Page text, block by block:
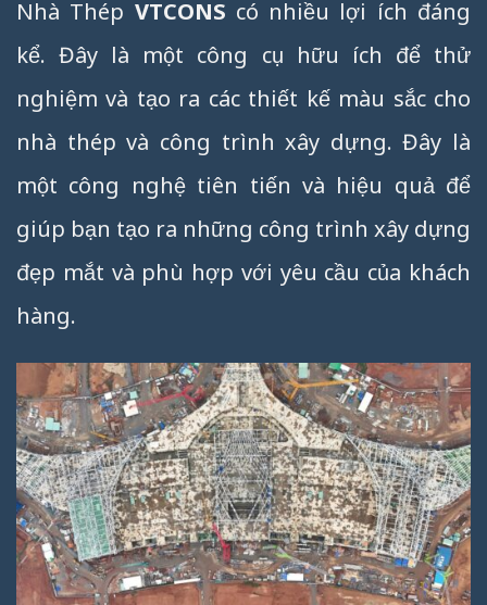
Nhà Thép VTCONS có nhiều lợi ích đáng
kể. Đây là một công cụ hữu ích để thử
nghiệm và tạo ra các thiết kế màu sắc cho
nhà thép và công trình xây dựng. Đây là
một công nghệ tiên tiến và hiệu quả để
giúp bạn tạo ra những công trình xây dựng
đẹp mắt và phù hợp với yêu cầu của khách
hàng.